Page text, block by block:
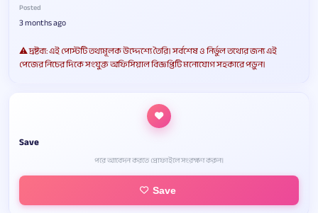
Posted
3 months ago
⚠️ দ্রষ্টব্য: এই পোস্টটি তথ্যমূলক উদ্দেশ্যে তৈরি। সর্বশেষ ও নির্ভুল তথ্যের জন্য এই
পেজের নিচের দিকে সংযুক্ত অফিসিয়াল বিজ্ঞপ্তিটি মনোযোগ সহকারে পড়ুন।
Save
পরে আবেদন করতে প্রোফাইলে সংরক্ষণ করুন।
Save